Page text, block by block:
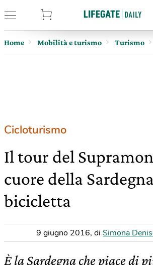
Home Mobilità e turismo Turismo
Cicloturismo
Il tour del
cuore della
bicicletta
9 giugno 2016, di Simona
È la Sardegna che piace di